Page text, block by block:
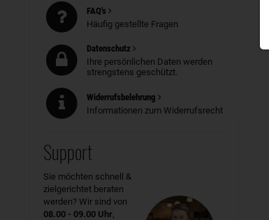
FAQ's
Häufig gestellte Fragen
Datenschutz
Ihre persönlichen Daten werden
strengstens geschützt.
Widerrufsbelehrung
Informationen zum Widerrufsrecht
Support
Sie möchten schnell &
zielgerichtet beraten
werden? Wir sind von
08.00 - 09.00 Uhr,